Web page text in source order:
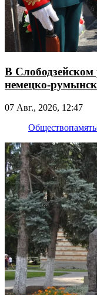
В
немецко-
07 Авг., 2026, 12:47
Обществопамять